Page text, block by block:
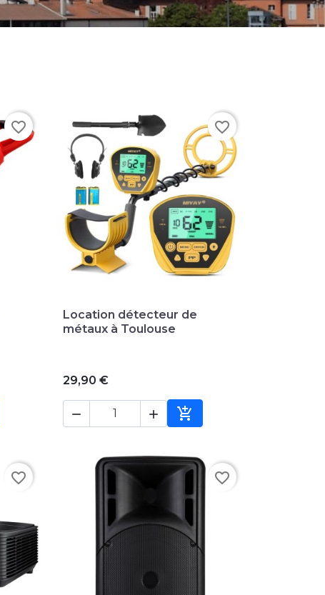
favorite_border
au panier
favorite_border
 Aperçu rapide
Location détecteur de
métaux à Toulouse
29,90 €
  
Ajouter au panier
favorite_border favorite_border